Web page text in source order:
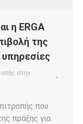
η ERGA
της
στην
που
πράξης για